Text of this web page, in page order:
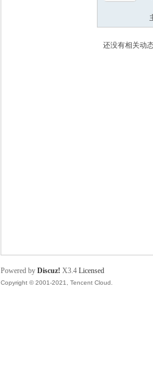
还没有相关动
Powered by Discuz! X3.4 Licensed
Copyright © 2001-2021, Tencent Cloud.